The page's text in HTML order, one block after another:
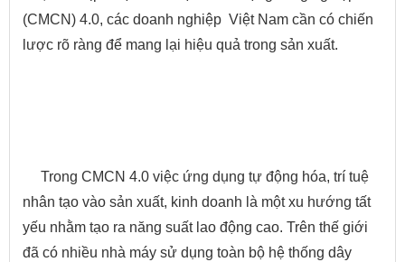
(CMCN) 4.0, các doanh nghiệp Việt Nam cần có chiến
lược rõ ràng để mang lại hiệu quả trong sản xuất.
Trong CMCN 4.0 việc ứng dụng tự động hóa, trí tuệ
nhân tạo vào sản xuất, kinh doanh là một xu hướng tất
yếu nhằm tạo ra năng suất lao động cao. Trên thế giới
đã có nhiều nhà máy sử dụng toàn bộ hệ thống dây